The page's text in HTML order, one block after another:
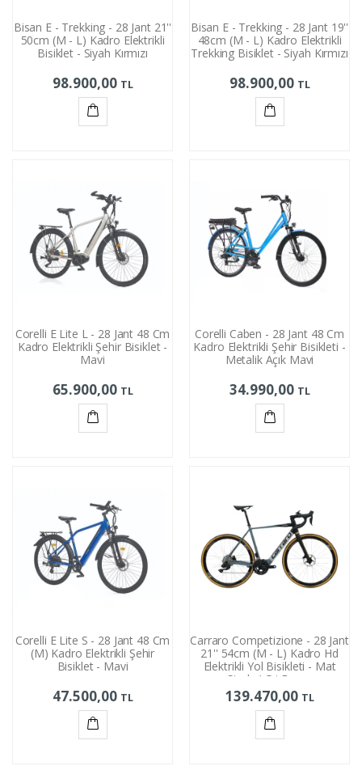
Bisan E - Trekking - 28 Jant 21''
50cm (M - L) Kadro Elektrikli
Bisiklet - Siyah Kırmızı
98.900,00 TL
Bisan E - Trekking - 28 Jant 19''
48cm (M - L) Kadro Elektrikli
Trekking Bisiklet - Siyah Kırmızı
98.900,00 TL
Corelli E Lite L - 28 Jant 48 Cm
Kadro Elektrikli Şehir Bisiklet -
Mavi
65.900,00 TL
Corelli Caben - 28 Jant 48 Cm
Kadro Elektrikli Şehir Bisikleti -
Metalik Açık Mavi
34.990,00 TL
Corelli E Lite S - 28 Jant 48 Cm
(M) Kadro Elektrikli Şehir
Bisiklet - Mavi
47.500,00 TL
Carraro Competizione - 28 Jant
21'' 54cm (M - L) Kadro Hd
Elektrikli Yol Bisikleti - Mat
Siyah / Gri Bronz
139.470,00 TL